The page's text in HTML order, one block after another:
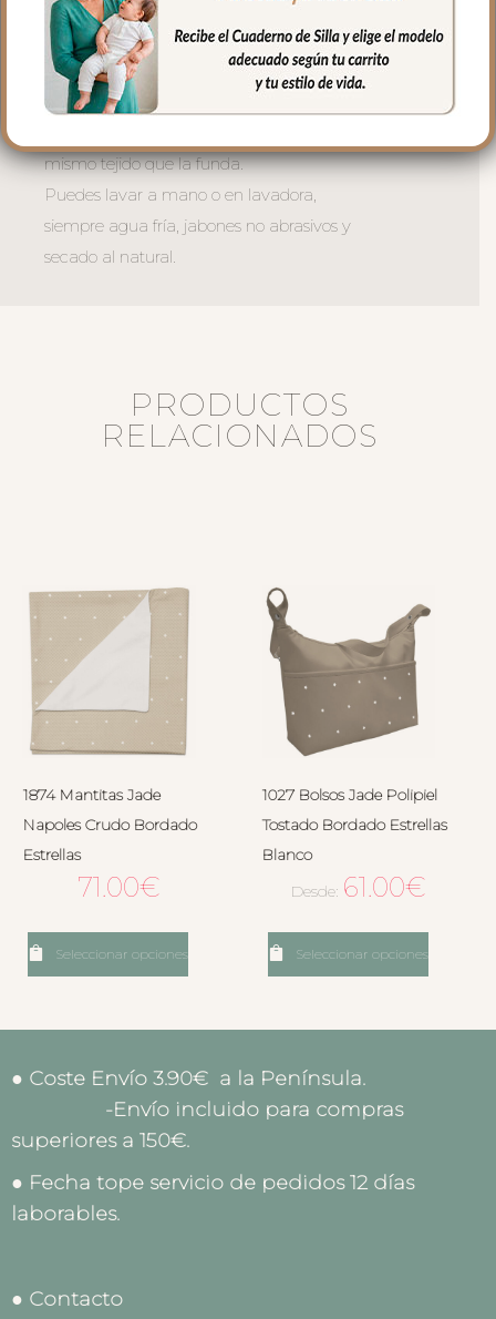
y agradable.
El relleno de la tapa es de micro fibra
hueca para mayor confort del bebé y
muy buena transpirabilidad.
mismo tejido que la funda.
Puedes lavar a mano o en lavadora,
siempre agua fría, jabones no abrasivos y
secado al natural.
PRODUCTOS
RELACIONADOS
1874 Mantitas Jade
Napoles Crudo Bordado
Estrellas
71.00€
Seleccionar opciones
1027 Bolsos Jade Polipiel
Tostado Bordado Estrellas
Blanco
Desde: 61.00€
Seleccionar opciones
● Coste Envío 3.90€ a la Península.
-Envío incluido para compras
superiores a 150€.
● Fecha tope servicio de pedidos 12 días
laborables.
● Contacto